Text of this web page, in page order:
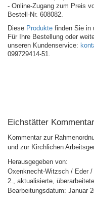
- Online-Zugang zum Preis
Bestell-Nr. 608082.
Diese Produkte finden Sie in
Für Ihre Bestellung oder
unseren Kundenservice:
099729414-51.
Eichstätter
Kommentar zur
und zur Kirchlichen
Herausgegeben von:
Oxenknecht-Witzsch / Eder
2., aktualisierte,
Bearbeitungsdatum: Januar